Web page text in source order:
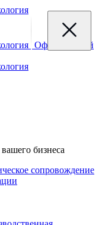
Официальный
бизнеса
сопровождение